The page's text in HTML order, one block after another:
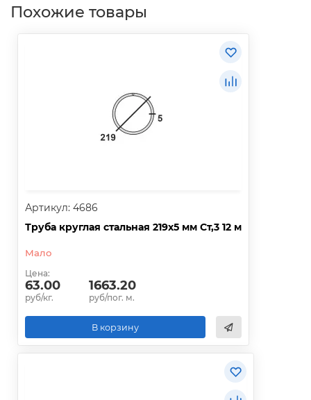
Похожие товары
Артикул: 4686
Труба круглая стальная 219х5 мм Ст,3 12 м
Мало
Цена:
63.00
руб/кг.
1663.20
руб/пог. м.
В корзину